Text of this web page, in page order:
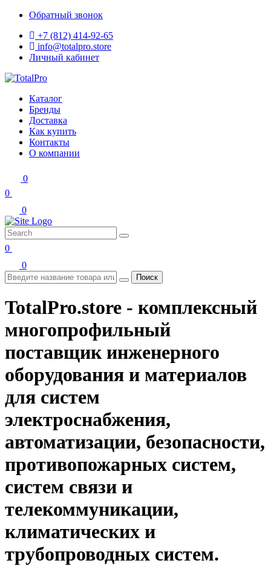
Обратный звонок
+7 (812) 414-92-65
info@totalpro.store
Личный кабинет
Каталог
Бренды
Доставка
Как купить
Контакты
О компании
0
0
0
0
0
Поиск
TotalPro.store - комплексный
многопрофильный
поставщик инженерного
оборудования и материалов
для систем
электроснабжения,
автоматизации, безопасности,
противопожарных систем,
систем связи и
телекоммуникации,
климатических и
трубопроводных систем.